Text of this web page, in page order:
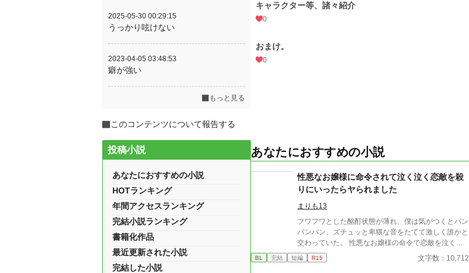
キャラクター等、諸々紹介
0
おまけ。
0
あなたにおすすめの小説
性悪なお嬢様に命令されて泣く泣く恋敵を殺
りにいったらヤられました
まりも13
フワフワとした酩酊状態が薄れ、僕は気がつくとパン
パンパン、ズチュッと卑猥な音をたてて激しく誰かと
交わっていた。 性悪なお嬢様の命令で恋敵を泣く泣
く殺りに行ったら逆にヤラれちゃった、ちょっとアホ
な子の話です。 （ムーンライトノベルにも掲載して
BL 完結 短編 R15 文字数：10,712
2025-05-30 00:29:15
うっかり呟けない
2023-04-05 03:48:53
癖が強い
もっと見る
このコンテンツについて報告する
投稿小説
あなたにおすすめの小説
HOTランキング
年間アクセスランキング
完結小説ランキング
書籍化作品
最近更新された小説
完結した小説